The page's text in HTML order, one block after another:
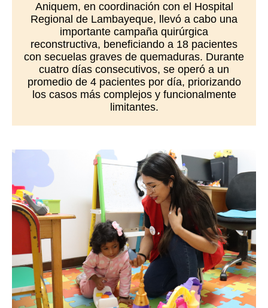
Aniquem, en coordinación con el Hospital
Regional de Lambayeque, llevó a cabo una
importante campaña quirúrgica
reconstructiva, beneficiando a 18 pacientes
con secuelas graves de quemaduras. Durante
cuatro días consecutivos, se operó a un
promedio de 4 pacientes por día, priorizando
los casos más complejos y funcionalmente
limitantes.